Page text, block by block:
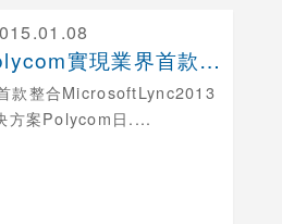
20150108- Polycom實現業界首款整合....
款整合MicrosoftLync2013
方案Polycom日....